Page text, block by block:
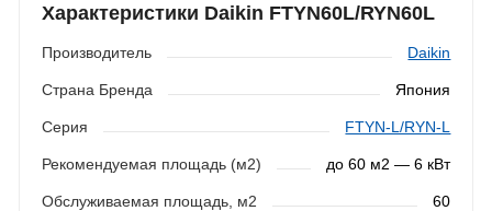
Характеристики Daikin FTYN60L/RYN60L
Производитель Daikin
Страна Бренда Япония
Серия FTYN-L/RYN-L
Рекомендуемая площадь (м2) до 60 м2 — 6 кВт
Обслуживаемая площадь, м2 60